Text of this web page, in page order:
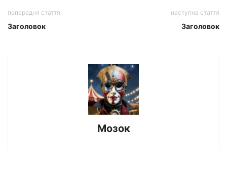
попередня стаття
Заголовок
наступна стаття
Заголовок
Мозок